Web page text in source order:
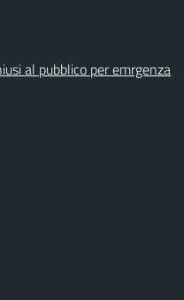
al pubblico per emrgenza